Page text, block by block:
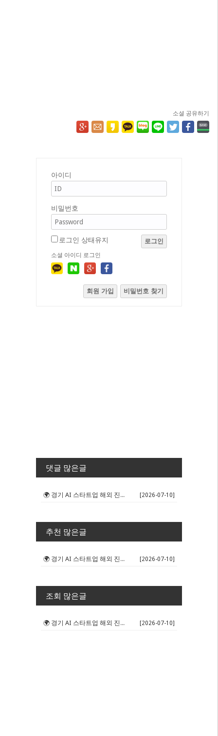
소셜 공유하기
아이디
비밀번호
로그인 상태유지 로그인
소셜 아이디 로그인
회원 가입 비밀번호 찾기
댓글 많은글
🌍 경기 AI 스타트업 해외 진출 판... [2026-07-10]
추천 많은글
🌍 경기 AI 스타트업 해외 진출 판... [2026-07-10]
조회 많은글
🌍 경기 AI 스타트업 해외 진출 판... [2026-07-10]